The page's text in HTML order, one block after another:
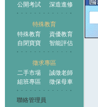
公開考試
深造進修
特殊教育
特殊教育
資優教育
自閉寶寶
智能評估
徵求專區
二手市場
誠徵老師
組班專區
徵保母車
聯絡管理員